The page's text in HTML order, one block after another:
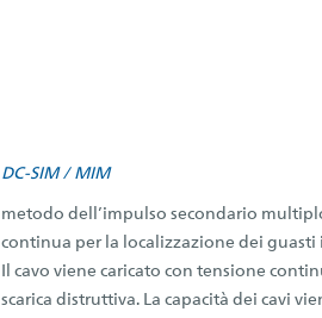
DC-SIM / MIM
metodo dell’impulso secondario
continua per la localizzazione dei
Il cavo viene caricato con tensione
scarica distruttiva. La capacità dei cavi